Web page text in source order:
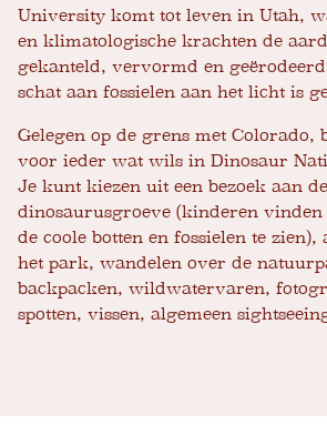
University komt tot leven in Utah,
en klimatologische krachten de
gekanteld, vervormd en
schat aan fossielen aan het licht is
Gelegen op de grens met Colorado,
voor ieder wat wils in Dinosaur
Je kunt kiezen uit een bezoek aan de
dinosaurusgroeve (kinderen
de coole botten en fossielen te
het park, wandelen over de
backpacken, wildwatervaren,
spotten, vissen, algemeen